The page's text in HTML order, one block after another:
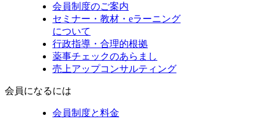
会員制度のご案内
セミナー・教材・eラーニング
について
行政指導・合理的根拠
薬事チェックのあらまし
売上アップコンサルティング
会員になるには
会員制度と料金